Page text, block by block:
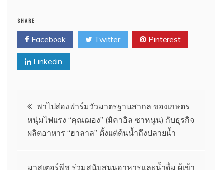
SHARE
Facebook Twitter Pinterest
Linkedin
แนะแนว
เรื่อง
พาไปส่องฟาร์มวัวมาตรฐานสากล ของเกษตร
หนุ่มไฟแรง “คุณฌอง” (มิคาอิล ซาหนูน) กับธุรกิจ
ผลิตอาหาร “ฮาลาล” ตั้งแต่ต้นน้ำถึงปลายน้ำ
มาสเตอร์พีช ร่วมสนับสนุนอาหารและน้ำดื่ม ผู้เข้า